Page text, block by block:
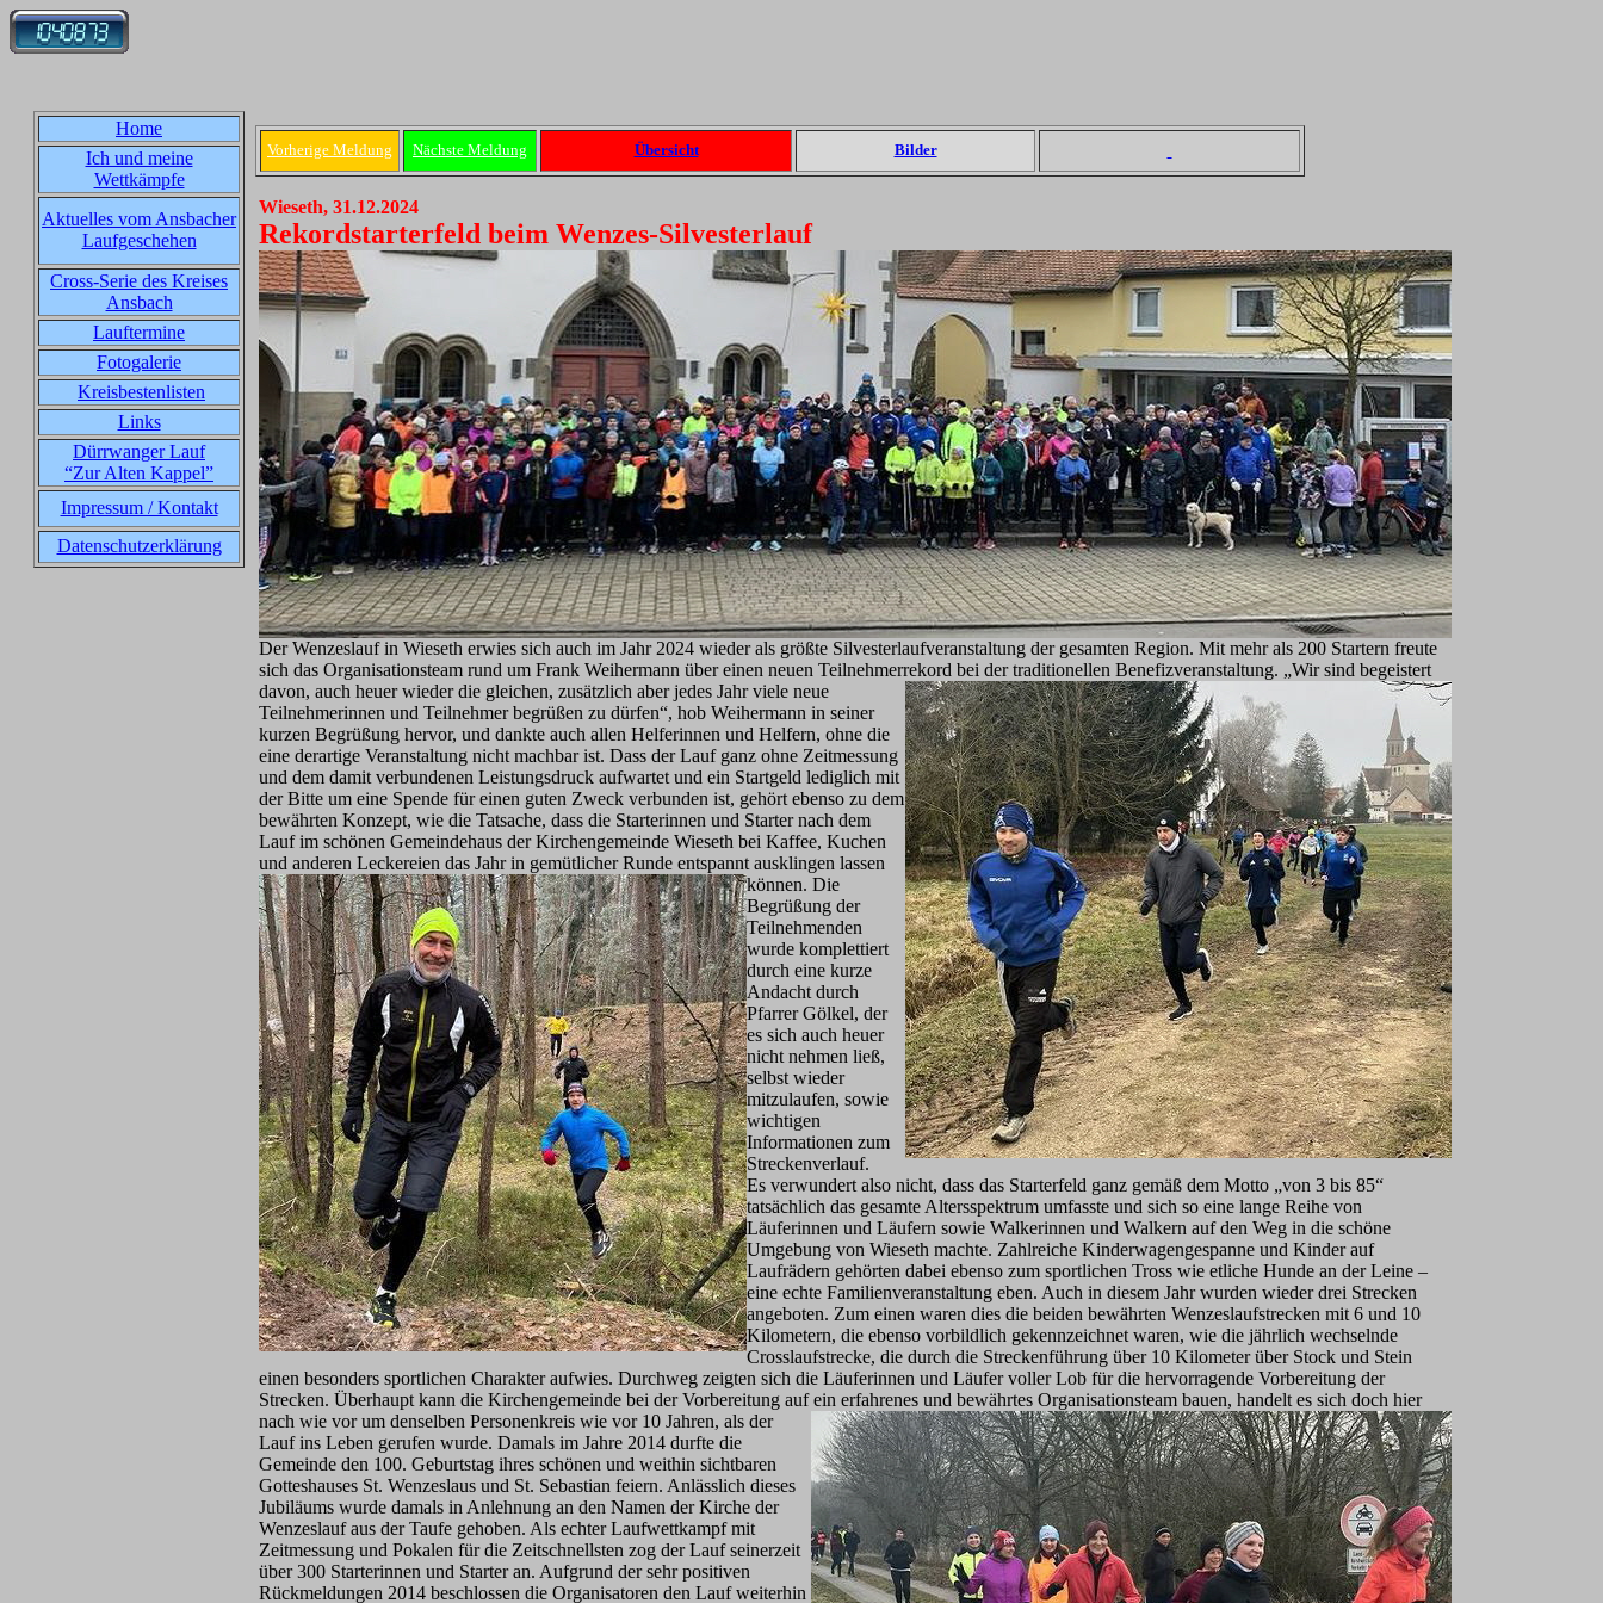
Home
Ich und meine
Wettkämpfe
Aktuelles vom Ansbacher
Laufgeschehen
Cross-Serie des Kreises
Ansbach
Lauftermine
Fotogalerie
Kreisbestenlisten
Links
Dürrwanger Lauf
“Zur Alten Kappel”
Impressum / Kontakt
Datenschutzerklärung
Vorherige Meldung Nächste Meldung Übersicht Bilder
Wieseth, 31.12.2024
Rekordstarterfeld beim Wenzes-Silvesterlauf
Der Wenzeslauf in Wieseth erwies sich auch im Jahr 2024 wieder als größte Silvesterlaufveranstaltung der gesamten Region. Mit mehr als 200 Startern freute
sich das Organisationsteam rund um Frank Weihermann über einen neuen Teilnehmerrekord bei der traditionellen Benefizveranstaltung. „Wir sind begeistert
davon, auch heuer wieder die gleichen, zusätzlich aber jedes Jahr viele neue
Teilnehmerinnen und Teilnehmer begrüßen zu dürfen“, hob Weihermann in seiner
kurzen Begrüßung hervor, und dankte auch allen Helferinnen und Helfern, ohne die
eine derartige Veranstaltung nicht machbar ist. Dass der Lauf ganz ohne Zeitmessung
und dem damit verbundenen Leistungsdruck aufwartet und ein Startgeld lediglich mit
der Bitte um eine Spende für einen guten Zweck verbunden ist, gehört ebenso zu dem
bewährten Konzept, wie die Tatsache, dass die Starterinnen und Starter nach dem
Lauf im schönen Gemeindehaus der Kirchengemeinde Wieseth bei Kaffee, Kuchen
und anderen Leckereien das Jahr in gemütlicher Runde entspannt ausklingen lassen
können. Die
Begrüßung der
Teilnehmenden
wurde komplettiert
durch eine kurze
Andacht durch
Pfarrer Gölkel, der
es sich auch heuer
nicht nehmen ließ,
selbst wieder
mitzulaufen, sowie
wichtigen
Informationen zum
Streckenverlauf.
Es verwundert also nicht, dass das Starterfeld ganz gemäß dem Motto „von 3 bis 85“
tatsächlich das gesamte Altersspektrum umfasste und sich so eine lange Reihe von
Läuferinnen und Läufern sowie Walkerinnen und Walkern auf den Weg in die schöne
Umgebung von Wieseth machte. Zahlreiche Kinderwagengespanne und Kinder auf
Laufrädern gehörten dabei ebenso zum sportlichen Tross wie etliche Hunde an der Leine –
eine echte Familienveranstaltung eben. Auch in diesem Jahr wurden wieder drei Strecken
angeboten. Zum einen waren dies die beiden bewährten Wenzeslaufstrecken mit 6 und 10
Kilometern, die ebenso vorbildlich gekennzeichnet waren, wie die jährlich wechselnde
Crosslaufstrecke, die durch die Streckenführung über 10 Kilometer über Stock und Stein
einen besonders sportlichen Charakter aufwies. Durchweg zeigten sich die Läuferinnen und Läufer voller Lob für die hervorragende Vorbereitung der
Strecken. Überhaupt kann die Kirchengemeinde bei der Vorbereitung auf ein erfahrenes und bewährtes Organisationsteam bauen, handelt es sich doch hier
nach wie vor um denselben Personenkreis wie vor 10 Jahren, als der
Lauf ins Leben gerufen wurde. Damals im Jahre 2014 durfte die
Gemeinde den 100. Geburtstag ihres schönen und weithin sichtbaren
Gotteshauses St. Wenzeslaus und St. Sebastian feiern. Anlässlich dieses
Jubiläums wurde damals in Anlehnung an den Namen der Kirche der
Wenzeslauf aus der Taufe gehoben. Als echter Laufwettkampf mit
Zeitmessung und Pokalen für die Zeitschnellsten zog der Lauf seinerzeit
über 300 Starterinnen und Starter an. Aufgrund der sehr positiven
Rückmeldungen 2014 beschlossen die Organisatoren den Lauf weiterhin